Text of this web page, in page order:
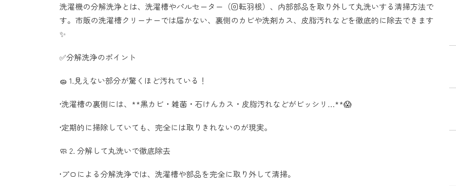
洗濯機の分解洗浄とは、洗濯槽やパルセーター（回転羽根）、内部部品を取り外して丸洗いする清掃方法で
す。市販の洗濯槽クリーナーでは届かない、裏側のカビや洗剤カス、皮脂汚れなどを徹底的に除去できます
✨
✅分解洗浄のポイント
🧽 1.見えない部分が驚くほど汚れている！
•洗濯槽の裏側には、**黒カビ・雑菌・石けんカス・皮脂汚れなどがビッシリ…**😱
•定期的に掃除していても、完全には取りきれないのが現実。
🧼 2. 分解して丸洗いで徹底除去
•プロによる分解洗浄では、洗濯槽や部品を完全に取り外して清掃。